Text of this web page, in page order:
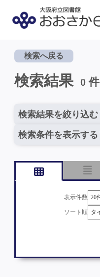
検索へ戻る
検索結果 0 件
検索結果を絞り込む
検索条件を表示する
表示件数
ソート順